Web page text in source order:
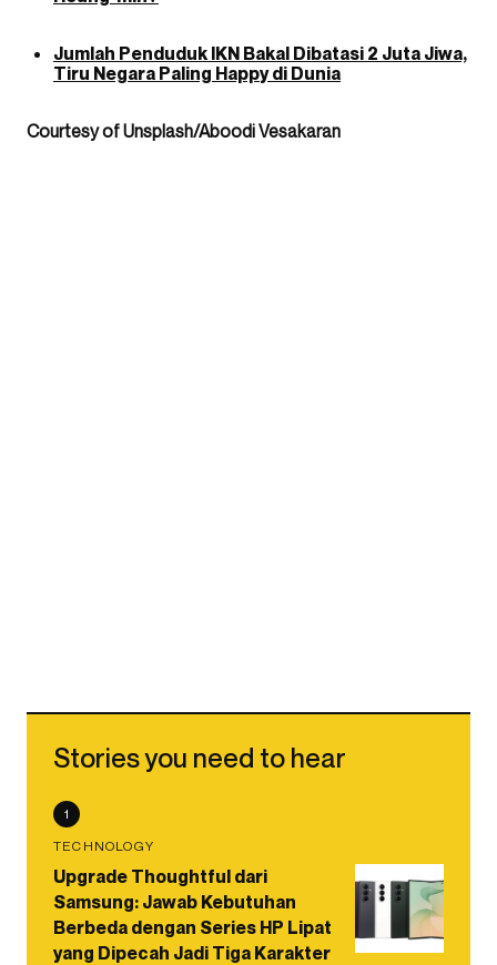
Jumlah Penduduk IKN Bakal Dibatasi 2 Juta Jiwa,
Tiru Negara Paling Happy di Dunia
Courtesy of Unsplash/Aboodi Vesakaran
Stories you need to hear
1
TECHNOLOGY
Upgrade Thoughtful dari
Samsung: Jawab Kebutuhan
Berbeda dengan Series HP Lipat
yang Dipecah Jadi Tiga Karakter